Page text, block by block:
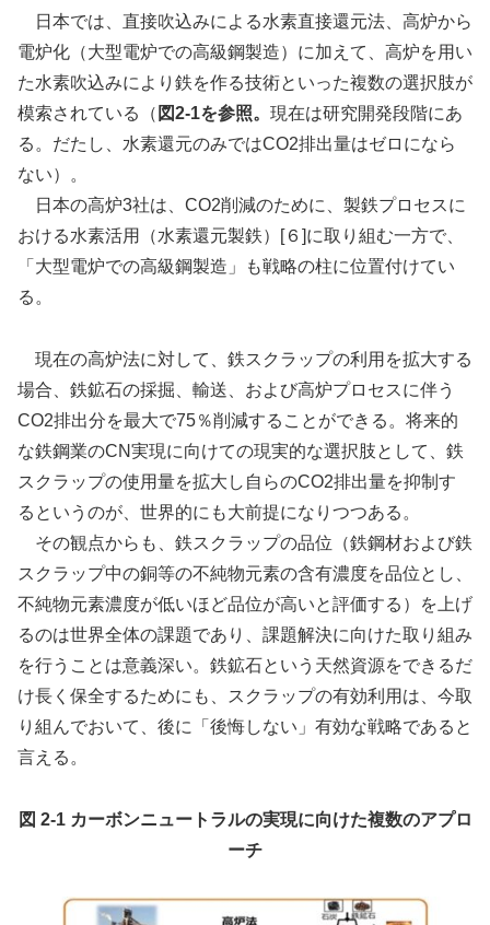
日本では、直接吹込みによる水素直接還元法、高炉から
電炉化（大型電炉での高級鋼製造）に加えて、高炉を用い
た水素吹込みにより鉄を作る技術といった複数の選択肢が
模索されている（ 図2-1を参照。 現在は研究開発段階にあ
る。だたし、水素還元のみではCO2排出量はゼロになら
ない）。
日本の高炉3社は、CO2削減のために、製鉄プロセスに
おける水素活用（水素還元製鉄）[６]に取り組む一方で、
「大型電炉での高級鋼製造」も戦略の柱に位置付けてい
る。
現在の高炉法に対して、鉄スクラップの利用を拡大する
場合、鉄鉱石の採掘、輸送、および高炉プロセスに伴う
CO2排出分を最大で75％削減することができる。将来的
な鉄鋼業のCN実現に向けての現実的な選択肢として、鉄
スクラップの使用量を拡大し自らのCO2排出量を抑制す
るというのが、世界的にも大前提になりつつある。
その観点からも、鉄スクラップの品位（鉄鋼材および鉄
スクラップ中の銅等の不純物元素の含有濃度を品位とし、
不純物元素濃度が低いほど品位が高いと評価する）を上げ
るのは世界全体の課題であり、課題解決に向けた取り組み
を行うことは意義深い。鉄鉱石という天然資源をできるだ
け長く保全するためにも、スクラップの有効利用は、今取
り組んでおいて、後に「後悔しない」有効な戦略であると
言える。
図 2-1 カーボンニュートラルの実現に向けた複数のアプロ
ーチ